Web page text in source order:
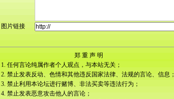
图片链接
郑 重 声 明
1. 任何言论纯属作者个人观点，与本站无关；
2. 禁止发表反动、色情和其他违反国家法律、法规的言论、信息；
3. 禁止利用本论坛进行赌博、非法买卖等违法行为；
4. 禁止发表恶意攻击他人的言论；